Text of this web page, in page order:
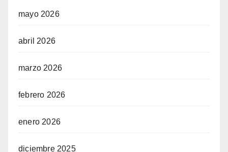
mayo 2026
abril 2026
marzo 2026
febrero 2026
enero 2026
diciembre 2025